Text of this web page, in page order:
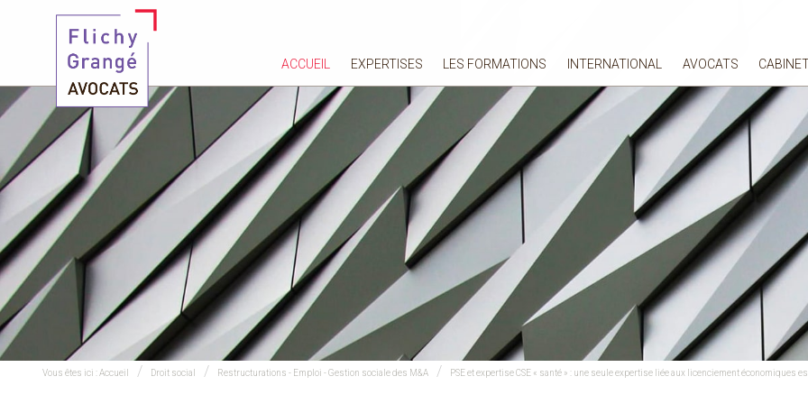
ACCUEIL EXPERTISES LES FORMATIONS INTERNATIONAL AVOCATS
Vous êtes ici :Accueil Droit social Restructurations - Emploi - Gestion sociale des M&A PSE et expertise CSE « santé » : une seule expertise liée aux licenciement économiques